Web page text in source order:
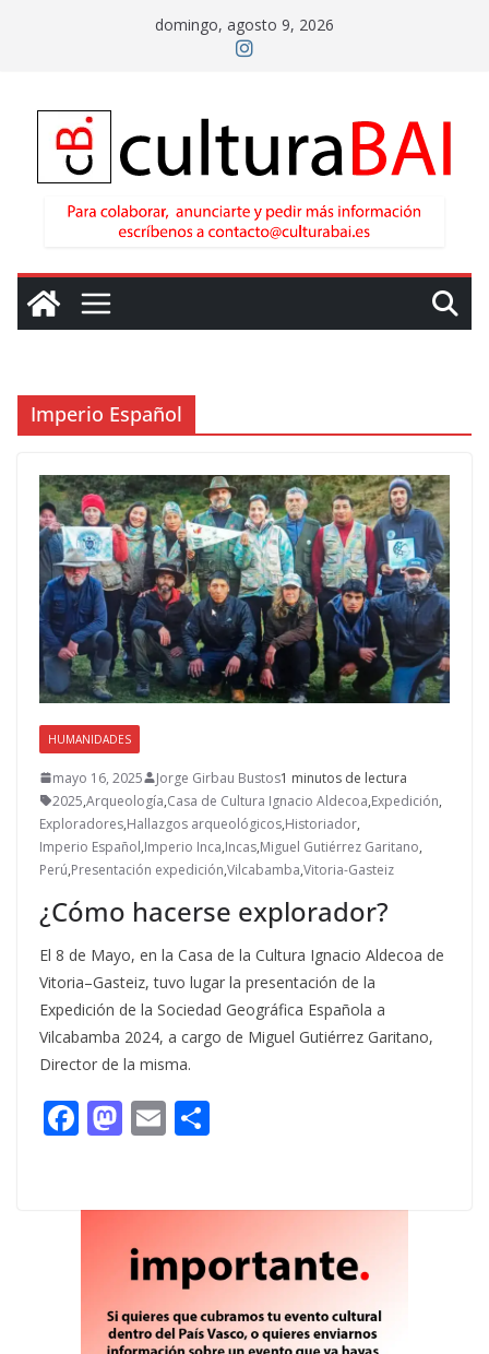
domingo, agosto 9, 2026
Imperio Español
HUMANIDADES
mayo 16, 2025 Jorge Girbau Bustos1 minutos de lectura
2025,Arqueología,Casa de Cultura Ignacio Aldecoa,Expedición,
Exploradores,Hallazgos arqueológicos,Historiador,
Imperio Español,Imperio Inca,Incas,Miguel Gutiérrez Garitano,
Perú,Presentación expedición,Vilcabamba,Vitoria-Gasteiz
¿Cómo hacerse explorador?
El 8 de Mayo, en la Casa de la Cultura Ignacio Aldecoa de
Vitoria–Gasteiz, tuvo lugar la presentación de la
Expedición de la Sociedad Geográfica Española a
Vilcabamba 2024, a cargo de Miguel Gutiérrez Garitano,
Director de la misma.
F
b
M
d
o
n
E
l p
ar
ti
r